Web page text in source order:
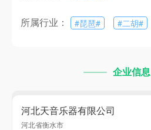
所属行业： #琵琶# #二胡#
企业信息
河北天音乐器有限公司
河北省衡水市